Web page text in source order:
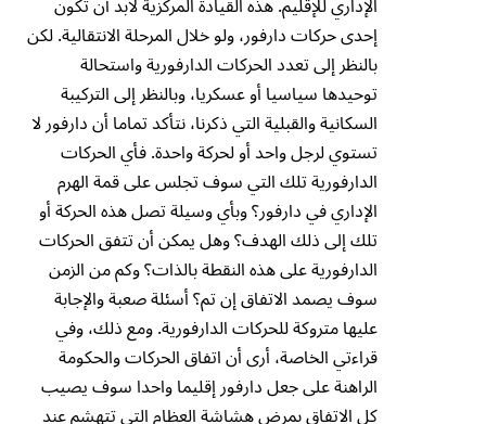
إحدى حركات دارفور، ولو خلال المرحلة الانتقالية. لكن
بالنظر إلى تعدد الحركات الدارفورية واستحالة
توحيدها سياسيا أو عسكريا، وبالنظر إلى التركيبة
السكانية والقبلية التي ذكرنا، نتأكد تماما أن دارفور لا
تستوي لرجل واحد أو لحركة واحدة. فأي الحركات
الدارفورية تلك التي سوف تجلس على قمة الهرم
الإداري في دارفور؟ وبأي وسيلة تصل هذه الحركة أو
تلك إلى ذلك الهدف؟ وهل يمكن أن تتفق الحركات
الدارفورية على هذه النقطة بالذات؟ وكم من الزمن
سوف يصمد الاتفاق إن تم؟ أسئلة صعبة والإجابة
عليها متروكة للحركات الدارفورية. ومع ذلك، وفي
قراءتي الخاصة، أرى أن اتفاق الحركات والحكومة
الراهنة على جعل دارفور إقليما واحدا سوف يصيب
كل الاتفاق بمرض هشاشة العظام التي تتهشم عند